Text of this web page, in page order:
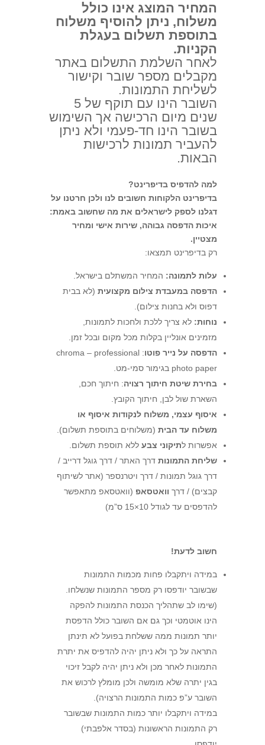
המחיר המוצג אינו כולל
משלוח, ניתן להוסיף משלוח
בתוספת תשלום בעגלת
הקניות.
לאחר השלמת התשלום באתר
מקבלים מספר שובר וקישור
לשליחת התמונות.
השובר הינו עם תוקף של 5
שנים מיום הרכישה אך השימוש
בשובר הינו חד-פעמי ולא ניתן
להעביר תמונות לרכישות
הבאות.
למה להדפיס בדיפרינט?
בדיפרינט הלקוחות חשובים לנו ולכן חרטנו על
דגלנו לספק לישראלים את מה שחשוב באמת:
איכות הדפסה גבוהה, שירות אישי ומחיר
מצטיין.
רק בדיפרינט תמצאו:
עלות לתמונה: המחיר המשתלם בישראל.
הדפסה במעבדת צילום מקצועית(לא בבית
דפוס ולא בחנות צילום).
נוחות: לא צריך ללכת ולחכות לתמונות,
מזמינים אונליין בקלות מכל מקום ובכל זמן.
הדפסה על נייר פוטו : chroma – professional
photo paper בגימור סמי-מט.
בחירת שיטת חיתוך רצויה: חיתוך חכם,
השארת שול לבן, חיתוך הקובץ.
איסוף עצמי, משלוח לנקודות איסוף או
משלוח עד הבית(משלוחים בתוספת תשלום).
אפשרות לתיקוני צבעללא תוספת תשלום.
שליחת התמונותדרך האתר / דרך גוגל דרייב /
דרך גוגל תמונות / דרך ויטרנספר (אתר לשיתוף
קבצים) / דרך וואטסאפ (וואטסאפ מתאפשר
להדפסים עד לגודל 10×15 ס”מ)
חשוב לדעת!
במידה ויתקבלו פחות מכמות התמונות
שבשובר יודפסו רק מספר התמונות שנשלחו.
(שימו לב שתהליך הכנסת התמונות להפקה
הינו אוטמטי וכך גם אם השובר כולל הדפסת
יותר תמונות ממה ששלחת בפועל לא תינתן
התראה על כך ולא ניתן יהיה להדפיס את יתרת
התמונות לאחר מכן ולא ניתן יהיה לקבל זיכוי
בגין יתרה שלא מומשה ולכן מומלץ לרכוש את
השובר ע”פ כמות התמונות הרצויה).
במידה ויתקבלו יותר כמות התמונות שבשובר
רק התמונות הראשונות (בסדר אלפבתי)